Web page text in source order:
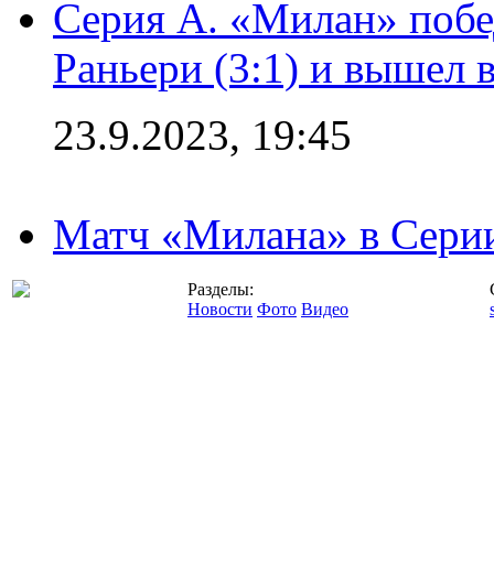
Серия А. «Милан»
Раньери (3:1) и вышел
23.9.2023, 19:45
Матч «Милана» в
Разделы:
Новости Фото Видео